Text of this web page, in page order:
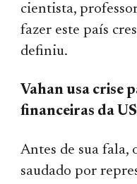
cientista,
fazer este país
definiu.
Vahan usa crise
financeiras da
Antes de sua
saudado por